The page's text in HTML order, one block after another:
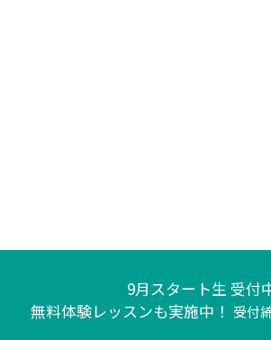
9月スタート生 受付
無料体験レッスンも実施中！ 受付